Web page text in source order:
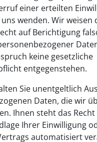
einer erteilten
wenden. Wir weisen
auf Berichtigung
keine gesetzliche
entgegenstehen.
Sie unentgeltlich
Daten, die wir
Ihnen steht das Recht
Ihrer Einwilligung
automatisiert